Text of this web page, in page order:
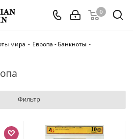
0
мира - Европа - Банкноты -
Фильтр